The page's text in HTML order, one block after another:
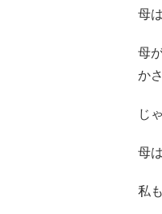
母
母
か
じ
母
私